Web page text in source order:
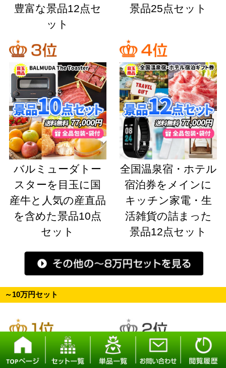
豊富な景品12点セ
ット
景品25点セット
バルミューダトー
スターを目玉に国
産牛と人気の産直品
を含めた景品10点
セット
全国温泉宿・ホテル
宿泊券をメインに
キッチン家電・生
活雑貨の詰まった
景品12点セット
～10万円セット